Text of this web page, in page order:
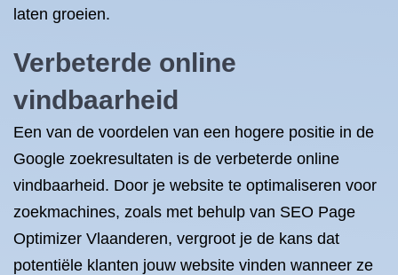
laten groeien.
Verbeterde online
vindbaarheid
Een van de voordelen van een hogere positie in de
Google zoekresultaten is de verbeterde online
vindbaarheid. Door je website te optimaliseren voor
zoekmachines, zoals met behulp van SEO Page
Optimizer Vlaanderen, vergroot je de kans dat
potentiële klanten jouw website vinden wanneer ze